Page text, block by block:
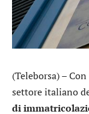
(Teleborsa) –
settore italiano
di